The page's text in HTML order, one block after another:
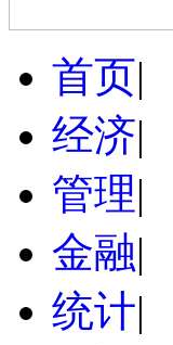
首页|
经济|
管理|
金融|
统计|